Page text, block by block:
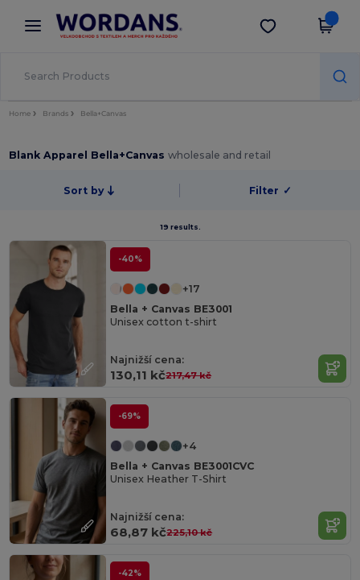
× Aplikace Wordans
Lepší ceny v aplikaci!
Stáhnout app
Home Brands Bella+Canvas
Blank Apparel Bella+Canvaswholesale and retail
Sort by Filter ✓
19 results.
-40%
+17
Bella + Canvas BE3001
Unisex cotton t-shirt
Najnižší cena:
130,11 kč217,47 kč
-69%
+4
Bella + Canvas BE3001CVC
Unisex Heather T-Shirt
Najnižší cena:
68,87 kč225,10 kč
-42%